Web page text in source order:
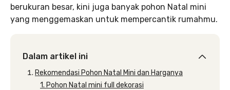
berukuran besar, kini juga banyak pohon Natal mini
yang menggemaskan untuk mempercantik rumahmu.
Dalam artikel ini
Rekomendasi Pohon Natal Mini dan Harganya
1. Pohon Natal mini full dekorasi